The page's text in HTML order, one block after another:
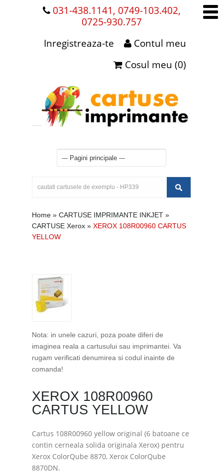
031-438.1141, 0749-103.402,
0725-930.757
Contul meu
Inregistreaza-te
Cosul meu (0)
Home » CARTUSE IMPRIMANTE INKJET »
CARTUSE Xerox » XEROX 108R00960 CARTUS
YELLOW
Nota: in unele cazuri, poza poate diferi de
imaginea reala a cartusului sau imprimantei. Va
rugam verificati denumirea si codul inainte de
comanda!
XEROX 108R00960
CARTUS YELLOW
Cartus 108R00960 yellow original (6 batoane ce
contin cerneala solida originala Xerox) pentru
Xerox ColorQube 8870, Xerox ColorQube
8870DN.